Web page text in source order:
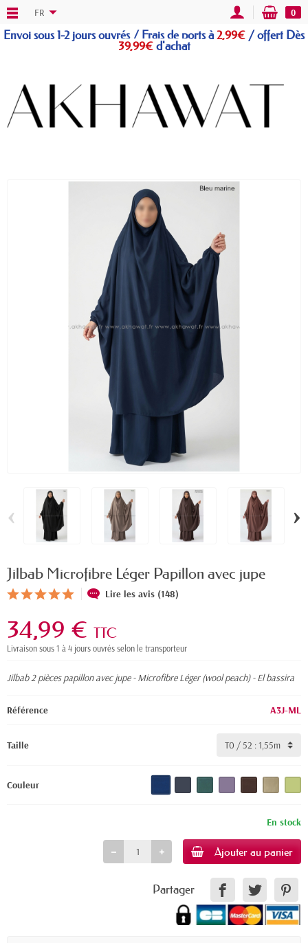
Envoi sous 1-2 jours ouvrés / Frais de ports à 2,99€ /offert Dès
39,99€d'achat
FR 0
‹ ›
Jilbab Microfibre Léger Papillon avec jupe
Lire les avis (148)
34,99 € TTC
Livraison sous 1 à 4 jours ouvrés selon le transporteur
Jilbab 2 pièces papillon avec jupe - Microfibre Léger (wool peach) - El bassira
Référence A3J-ML
Taille
Couleur
En stock
Ajouter au panier
Partager